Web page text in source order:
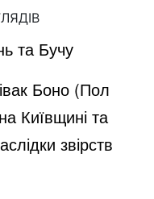
та Бучу
Боно (Пол
Київщині та
звірств